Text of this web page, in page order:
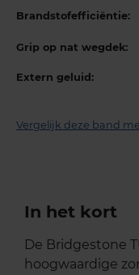
Brandstofefficiëntie:
Grip op nat wegdek:
Extern geluid:
Vergelijk deze band
In het kort
De Bridgestone
hoogwaardige